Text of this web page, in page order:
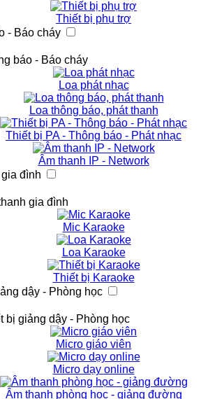
Thiết bị phụ trợ
- Báo cháy
báo - Báo cháy
Loa phát nhạc
Loa thông báo, phát thanh
Thiết bị PA - Thông báo - Phát nhạc
Âm thanh IP - Network
đình
gia đình
Mic Karaoke
Loa Karaoke
Thiết bị Karaoke
dậy - Phòng học
bị giảng dậy - Phòng học
Micro giáo viên
Micro dạy online
Âm thanh phòng học - giảng đường